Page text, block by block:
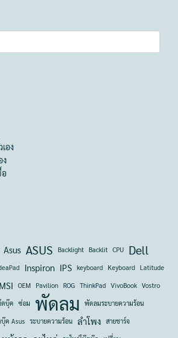
อง
ง
อ
Asus ASUS Backlight Backlit CPU Dell
Inspiron IPS keyboard Keyboard Latitude
MSI OEM Pavilion ROG ThinkPad VivoBook Vostro
ตบุ๊ค ซ่อม พัดลม พัดลมระบายความร้อน
ค Asus ระบายความร้อน ลำโพง สายชาร์จ